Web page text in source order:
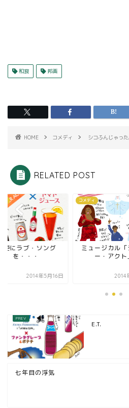
和食 邦画
HOME コメディ シコふんじゃった
RELATED POST
使にラブ・ソング
を・・・
2014年5月16日
コメディ
ミュージカル「
ー・アクト
2014
E.T.
七年目の浮気